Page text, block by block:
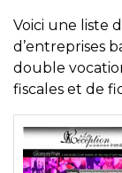
Voici une liste
d’entreprises
double
fiscales et de